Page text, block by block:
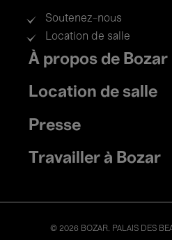
Soutenez-nous
Location de salle
Footer
menu
À propos de Bozar
Location de salle
Presse
Travailler à Bozar
© 2026 BOZAR. PALAIS DES